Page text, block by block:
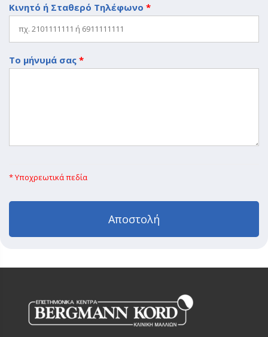
Κινητό ή Σταθερό Τηλέφωνο *
Το μήνυμά σας *
* Υποχρεωτικά πεδία